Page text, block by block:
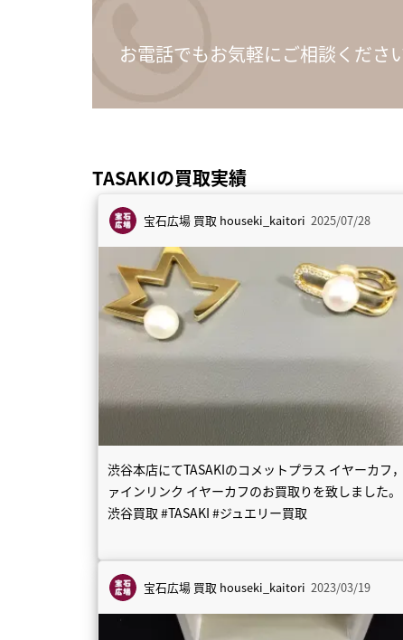
お電話でもお気軽にご相談くださ
TASAKIの買取実績
宝石広場 買取 houseki_kaitori 2025/07/28
渋谷本店にてTASAKIのコメットプラス イヤーカフ
ァインリンク イヤーカフのお買取りを致しました
渋谷買取 #TASAKI #ジュエリー買取
宝石広場 買取 houseki_kaitori 2023/03/19